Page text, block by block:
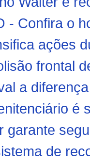
- Confira o
ações
frontal
a
é
garante
de